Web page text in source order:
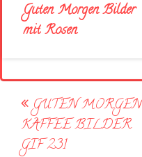
Guten Morgen Bilder
mit Rosen
Post
navigation
GUTEN MORGEN
KAFFEE BILDER
GIF 231